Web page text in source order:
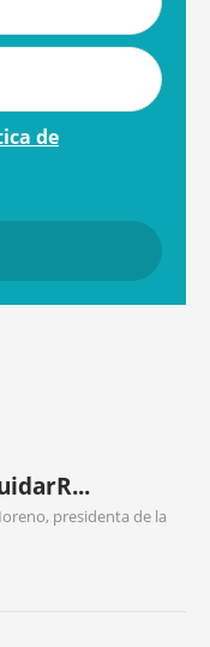
de
presidenta de la